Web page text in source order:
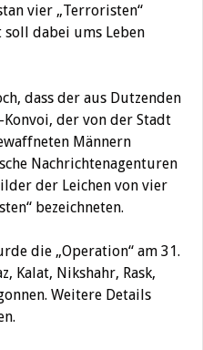
vier „Terroristen“
soll dabei ums Leben
dass der aus Dutzenden
Konvoi, der von der Stadt
Männern
Nachrichtenagenturen
der Leichen von vier
bezeichneten.
die „Operation“ am 31.
Kalat, Nikshahr, Rask,
Weitere Details